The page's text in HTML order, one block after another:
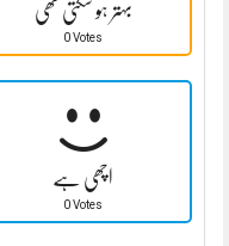
بہتر ہو سکتی تھی
0 Votes
اچھی ہے
0 Votes